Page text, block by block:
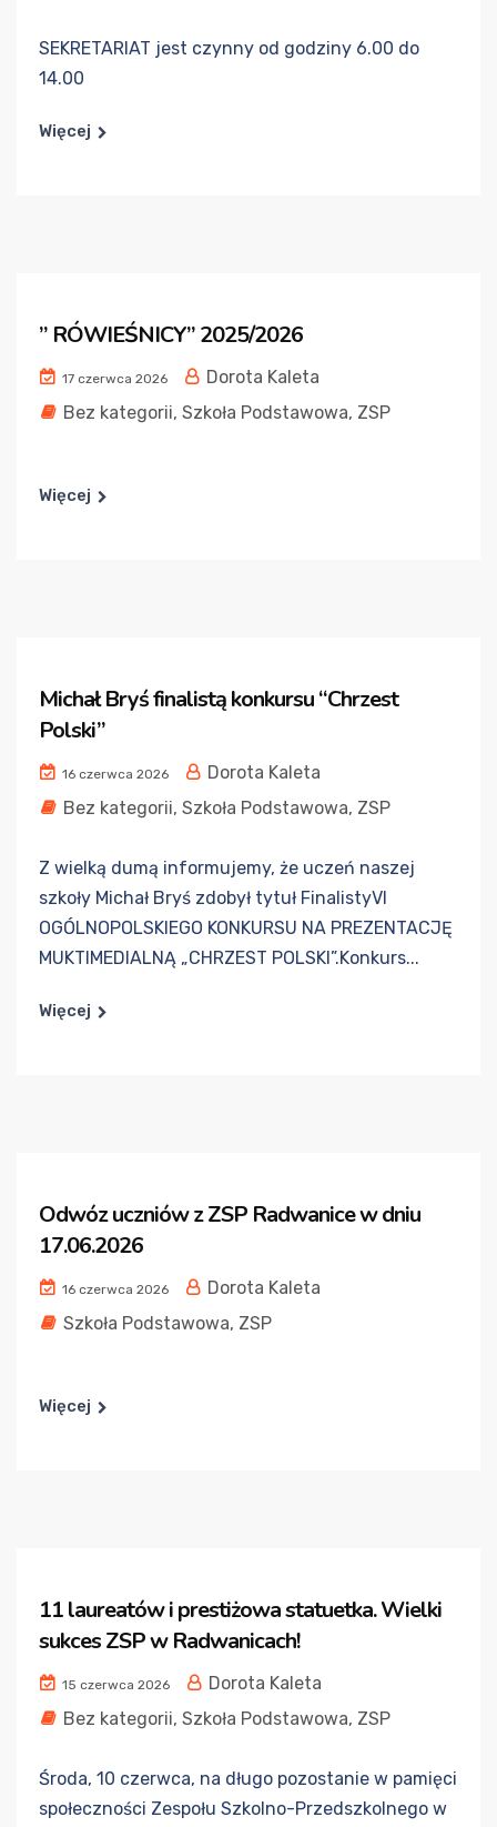
SEKRETARIAT jest czynny od godziny 6.00 do
14.00
Więcej
” RÓWIEŚNICY” 2025/2026
17 czerwca 2026
Dorota Kaleta
Bez kategorii, Szkoła Podstawowa, ZSP
Więcej
Michał Bryś finalistą konkursu “Chrzest
Polski”
16 czerwca 2026
Dorota Kaleta
Bez kategorii, Szkoła Podstawowa, ZSP
Z wielką dumą informujemy, że uczeń naszej
szkoły Michał Bryś zdobył tytuł FinalistyVI
OGÓLNOPOLSKIEGO KONKURSU NA PREZENTACJĘ
MUKTIMEDIALNĄ „CHRZEST POLSKI”.Konkurs...
Więcej
Odwóz uczniów z ZSP Radwanice w dniu
17.06.2026
16 czerwca 2026
Dorota Kaleta
Szkoła Podstawowa, ZSP
Więcej
11 laureatów i prestiżowa statuetka. Wielki
sukces ZSP w Radwanicach!
15 czerwca 2026
Dorota Kaleta
Bez kategorii, Szkoła Podstawowa, ZSP
Środa, 10 czerwca, na długo pozostanie w pamięci
społeczności Zespołu Szkolno-Przedszkolnego w